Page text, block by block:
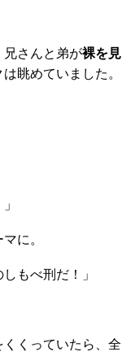
兄さんと弟が裸を見
眺めていました。
に。
もべ刑だ！」
くっていたら、全